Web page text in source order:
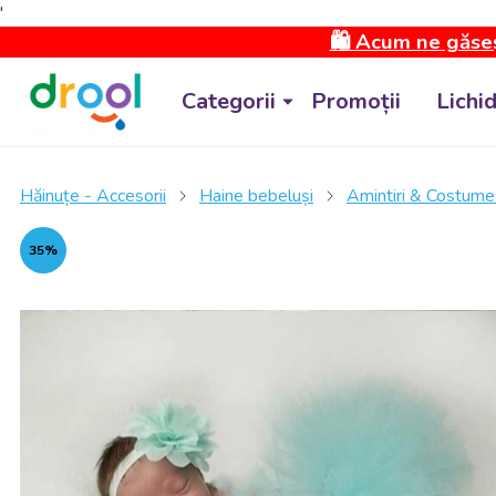
'
🛍️ Acum ne
Categorii Promoții
Hăinuțe - Accesorii Haine bebeluși Amintiri &
35%